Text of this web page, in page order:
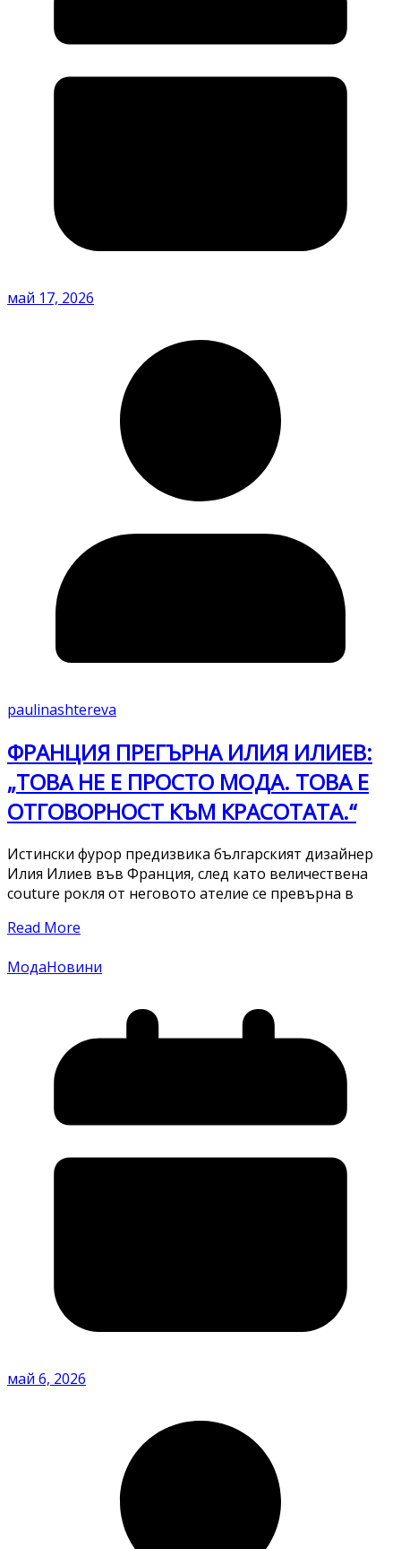
май 17, 2026
paulinashtereva
ФРАНЦИЯ ПРЕГЪРНА ИЛИЯ ИЛИЕВ:
„ТОВА НЕ Е ПРОСТО МОДА. ТОВА Е
ОТГОВОРНОСТ КЪМ КРАСОТАТА.“
Истински фурор предизвика българският дизайнер
Илия Илиев във Франция, след като величествена
couture рокля от неговото ателие се превърна в
Read More
МодаНовини
май 6, 2026